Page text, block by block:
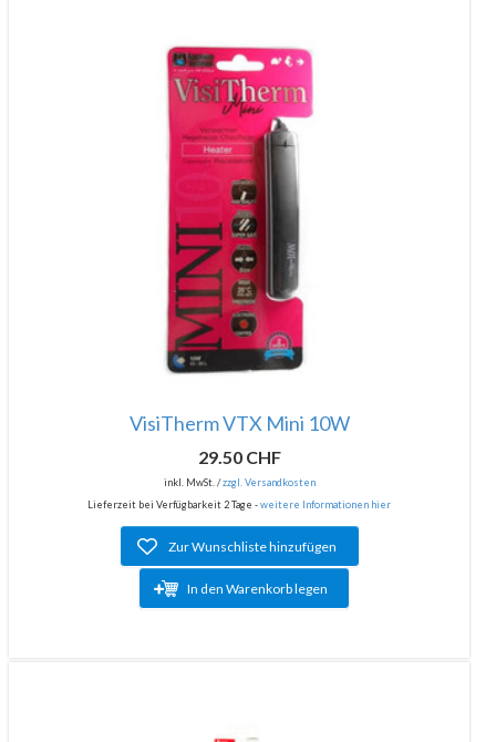
VisiTherm VTX Mini 10W
29.50 CHF
inkl. MwSt. /zzgl. Versandkosten
Lieferzeit bei Verfügbarkeit 2 Tage -weitere Informationen hier
Zur Wunschliste hinzufügen
In den Warenkorb legen